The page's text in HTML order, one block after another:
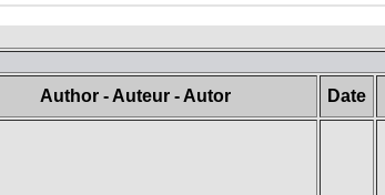
Author - Auteur - Autor Date